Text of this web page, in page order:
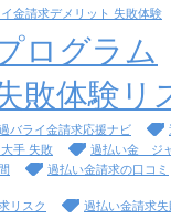
金請求デメリット 失敗体験
ログラム
敗体験リ
バライ金請求応援ナビ
手 失敗 過払い金 ジ
過払い金請求の口コミ
リスク 過払い金請求